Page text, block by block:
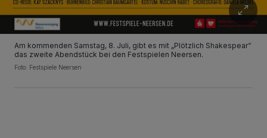
Am kommenden Samstag, 8. Juli, gibt es mit „Plötzlich Shakespear“
das zweite Abendstück bei den Festspielen Neersen.
Foto: Festspiele Neersen